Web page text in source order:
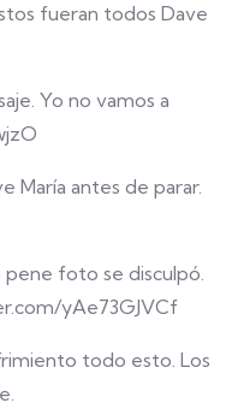
fueran todos Dave
Yo no vamos a
María antes de parar.
pene foto se disculpó.
yAe73GJVCf
todo esto. Los